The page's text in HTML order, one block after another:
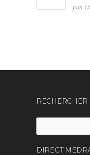
juin
RECHERCHER
DIRECT